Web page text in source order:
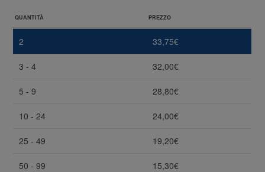
QUANTITÀ PREZZO
2 33,75€
3 - 4 32,00€
5 - 9 28,80€
10 - 24 24,00€
25 - 49 19,20€
50 - 99 15,30€